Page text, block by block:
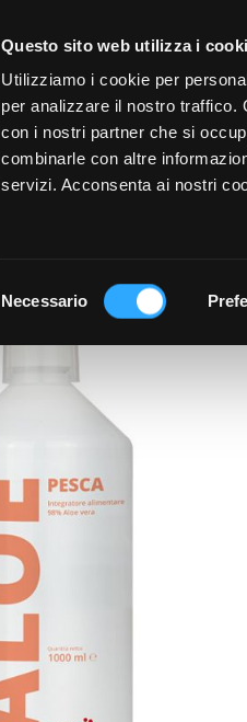
Questo sito web utilizza i
Utilizziamo i cookie per
per analizzare il nostro traffico.
con i nostri partner che si
combinarle con altre
servizi. Acconsenta ai nostri
Necessario
PAGINA